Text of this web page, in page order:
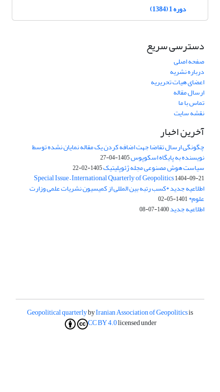
دوره 1 (1384)
دسترسی سریع
صفحه اصلی
درباره نشریه
اعضای هیات تحریریه
ارسال مقاله
تماس با ما
نقشه سایت
آخرین اخبار
چگونگی ارسال تقاضا جهت اضافه کردن یک مقاله نمایان نشده توسط
نویسنده به پایگاه اسکوپوس1405-04-27
سیاست هوش مصنوعی مجله ژئوپلیتیک1405-02-22
Special Issue – International Quarterly of Geopolitics1404-09-21
اطلاعیه جدید *کسب رتبه بین المللی از کمیسیون نشریات علمی وزارت
علوم*1401-05-02
اطلاعیه جدید1400-07-08
Geopolitical quarterlybyIranian Association of Geopoliticsis
licensed under
CC BY 4.0